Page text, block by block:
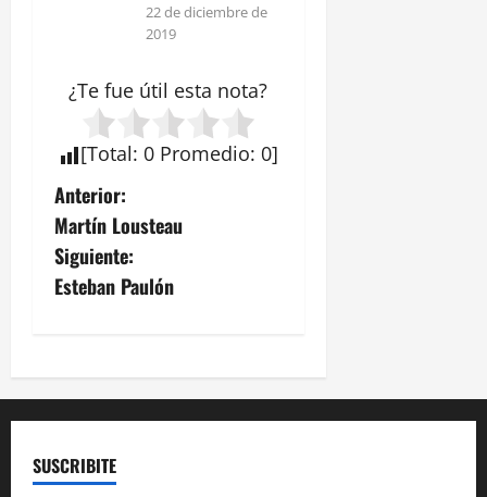
22 de diciembre de
2019
¿Te fue útil esta nota?
[Total: 0 Promedio: 0]
N
a
v
g
a
c
Anterior:
Martín Lousteau
Siguiente:
Esteban Paulón
SUSCRIBITE